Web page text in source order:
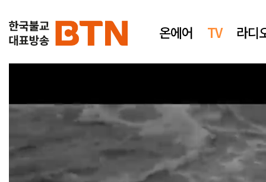
온에어 TV 라디